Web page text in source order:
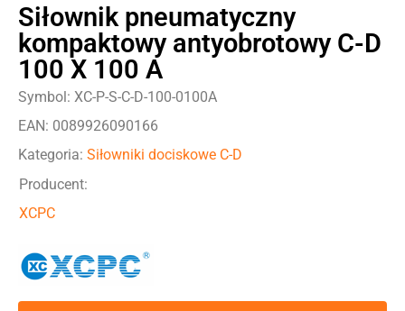
Siłownik pneumatyczny
kompaktowy antyobrotowy C-D
100 X 100 A
Symbol: XC-P-S-C-D-100-0100A
EAN: 0089926090166
Kategoria: Siłowniki dociskowe C-D
Producent:
XCPC